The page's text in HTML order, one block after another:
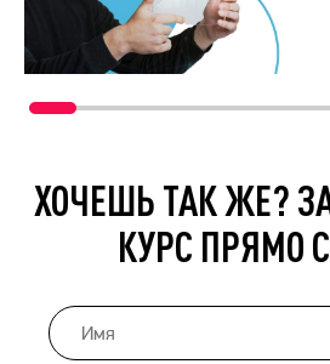
ХОЧЕШЬ ТАК ЖЕ?
КУРС ПРЯМО